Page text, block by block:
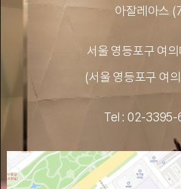
아잘레아스
서울 영등포구 여
(서울 영등포구 여
Tel : 02-3395-